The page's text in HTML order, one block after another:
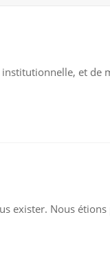
et de
exister. Nous